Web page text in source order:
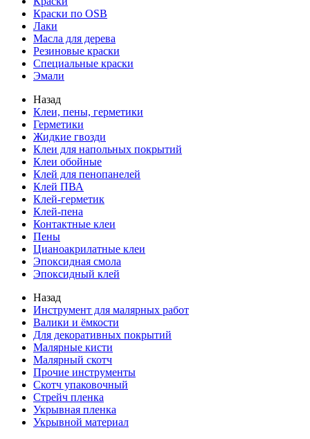
Краски по OSB
Лаки
Масла для дерева
Резиновые краски
Специальные краски
Эмали
Назад
Клеи, пены, герметики
Герметики
Жидкие гвозди
Клеи для напольных покрытий
Клеи обойные
Клей для пенопанелей
Клей ПВА
Клей-герметик
Клей-пена
Контактные клеи
Пены
Цианоакрилатные клеи
Эпоксидная смола
Эпоксидный клей
Назад
Инструмент для малярных работ
Валики и ёмкости
Для декоративных покрытий
Малярные кисти
Малярный скотч
Прочие инструменты
Скотч упаковочный
Стрейч пленка
Укрывная пленка
Укрывной материал